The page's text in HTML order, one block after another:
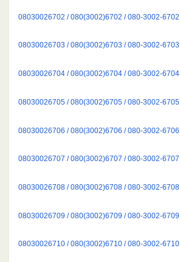
08030026702 / 080(3002)6702 / 080-3002-6702
08030026703 / 080(3002)6703 / 080-3002-6703
08030026704 / 080(3002)6704 / 080-3002-6704
08030026705 / 080(3002)6705 / 080-3002-6705
08030026706 / 080(3002)6706 / 080-3002-6706
08030026707 / 080(3002)6707 / 080-3002-6707
08030026708 / 080(3002)6708 / 080-3002-6708
08030026709 / 080(3002)6709 / 080-3002-6709
08030026710 / 080(3002)6710 / 080-3002-6710